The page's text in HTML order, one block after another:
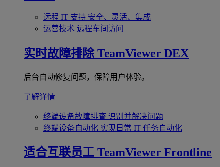
远程 IT 支持 安全、灵活、集成
运营技术 远程车间访问
实时故障排除 TeamViewer DEX
后台自动修复问题，保障用户体验。
了解详情
终端设备故障排查 识别并解决问题
终端设备自动化 实现日常 IT 任务自动化
适合互联员工 TeamViewer Frontline